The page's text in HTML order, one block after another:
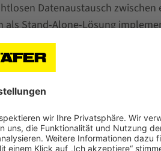
Datenaustausch
als Stand-Alone-Lösung
von Handterminals und
für den Einsatz in